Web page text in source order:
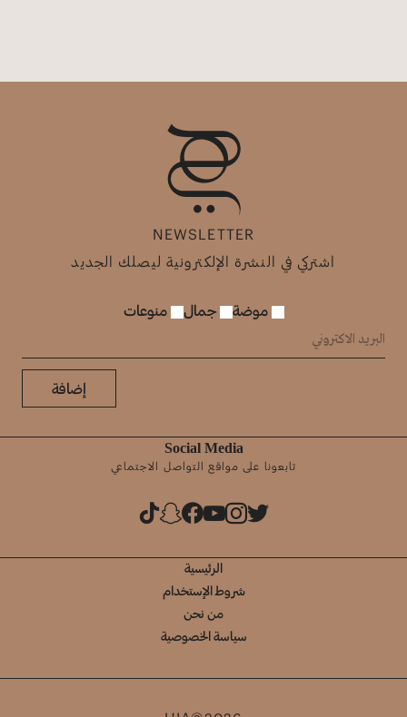
NEWSLETTER
اشتركي في النشرة الإلكترونية ليصلك الجديد
موضة جمال منوعات
إضافة
Social Media
تابعونا على مواقع التواصل الاجتماعي
الرئيسية
شروط الإستخدام
من نحن
سياسة الخصوصية